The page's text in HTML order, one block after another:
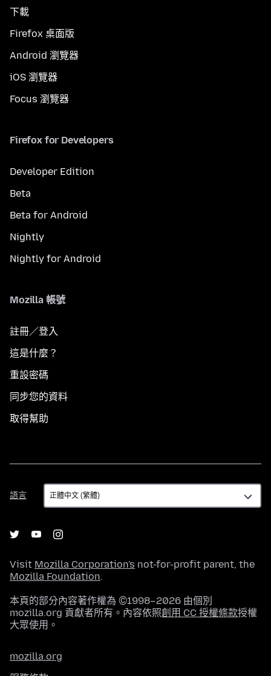
下載
Firefox 桌面版
Android 瀏覽器
iOS 瀏覽器
Focus 瀏覽器
Firefox for Developers
Developer Edition
Beta
Beta for Android
Nightly
Nightly for Android
Mozilla 帳號
註冊／登入
這是什麼？
重設密碼
同步您的資料
取得幫助
語言
語
言
Visit Mozilla Corporation's not-for-profit parent, the
Mozilla Foundation.
本頁的部分內容著作權為 ©1998–2026 由個別
mozilla.org 貢獻者所有。內容依照創用 CC 授權條款授權
大眾使用。
mozilla.org